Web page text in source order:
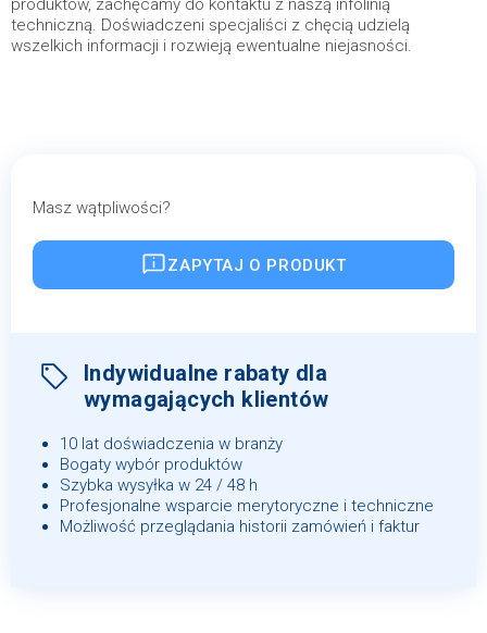
produktów, zachęcamy do kontaktu z naszą infolinią
techniczną. Doświadczeni specjaliści z chęcią udzielą
wszelkich informacji i rozwieją ewentualne niejasności.
Masz wątpliwości?
ZAPYTAJ O PRODUKT
Indywidualne rabaty dla
wymagających klientów
10 lat doświadczenia w branży
Bogaty wybór produktów
Szybka wysyłka w 24 / 48 h
Profesjonalne wsparcie merytoryczne i techniczne
Możliwość przeglądania historii zamówień i faktur